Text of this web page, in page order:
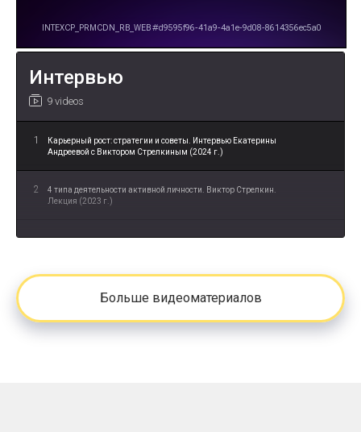
Интервью
9 videos
1
Карьерный рост: стратегии и советы. Интервью Екатерины
Андреевой с Виктором Стрелкиным (2024 г.)
2
4 типа деятельности активной личности. Виктор Стрелкин.
Лекция (2023 г.)
3
Тайм-менеджмент, лень, выгорание. Баланс работы и отдыха.
Запись эфира (2022 г.)Больше видеоматериалов